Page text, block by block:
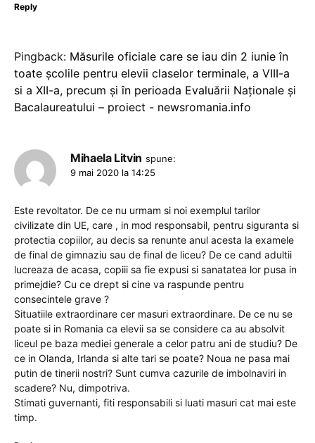
Reply
Pingback: Măsurile oficiale care se iau din 2 iunie în
toate școlile pentru elevii claselor terminale, a VIII-a
si a XII-a, precum și în perioada Evaluării Naționale și
Bacalaureatului – proiect - newsromania.info
Mihaela Litvin spune:
9 mai 2020 la 14:25
Este revoltator. De ce nu urmam si noi exemplul tarilor
civilizate din UE, care , in mod responsabil, pentru siguranta si
protectia copiilor, au decis sa renunte anul acesta la examele
de final de gimnaziu sau de final de liceu? De ce cand adultii
lucreaza de acasa, copiii sa fie expusi si sanatatea lor pusa in
primejdie? Cu ce drept si cine va raspunde pentru
consecintele grave ?
Situatiile extraordinare cer masuri extraordinare. De ce nu se
poate si in Romania ca elevii sa se considere ca au absolvit
liceul pe baza mediei generale a celor patru ani de studiu? De
ce in Olanda, Irlanda si alte tari se poate? Noua ne pasa mai
putin de tinerii nostri? Sunt cumva cazurile de imbolnaviri in
scadere? Nu, dimpotriva.
Stimati guvernanti, fiti responsabili si luati masuri cat mai este
timp.